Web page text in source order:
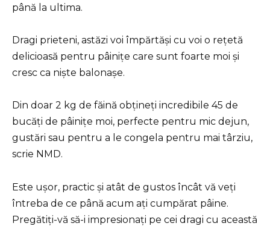
până la ultima.
Dragi prieteni, astăzi voi împărtăși cu voi o rețetă
delicioasă pentru pâinițe care sunt foarte moi și
cresc ca niște balonașe.
Din doar 2 kg de făină obțineți incredibile 45 de
bucăți de pâinițe moi, perfecte pentru mic dejun,
gustări sau pentru a le congela pentru mai târziu,
scrie NMD.
Este ușor, practic și atât de gustos încât vă veți
întreba de ce până acum ați cumpărat pâine.
Pregătiți-vă să-i impresionați pe cei dragi cu această